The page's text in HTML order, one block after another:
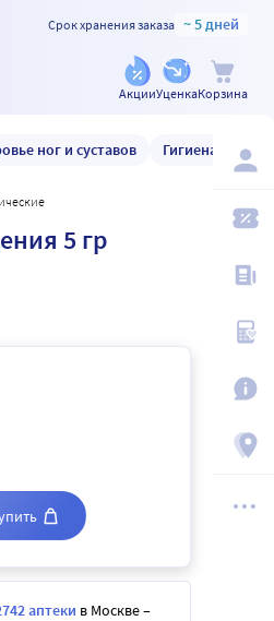
Срок хранения заказа ~ 5 дней
АкцииУценкаКорзина
ног и суставов Гигиена и уход
5 гр
аптеки в Москве–